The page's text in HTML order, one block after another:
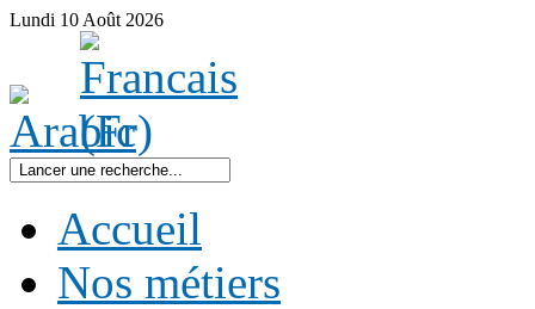
Lundi 10 Août 2026
Accueil
Nos métiers